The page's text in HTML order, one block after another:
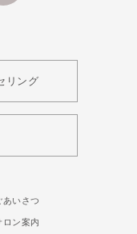
リング
あいさつ
ロン案内